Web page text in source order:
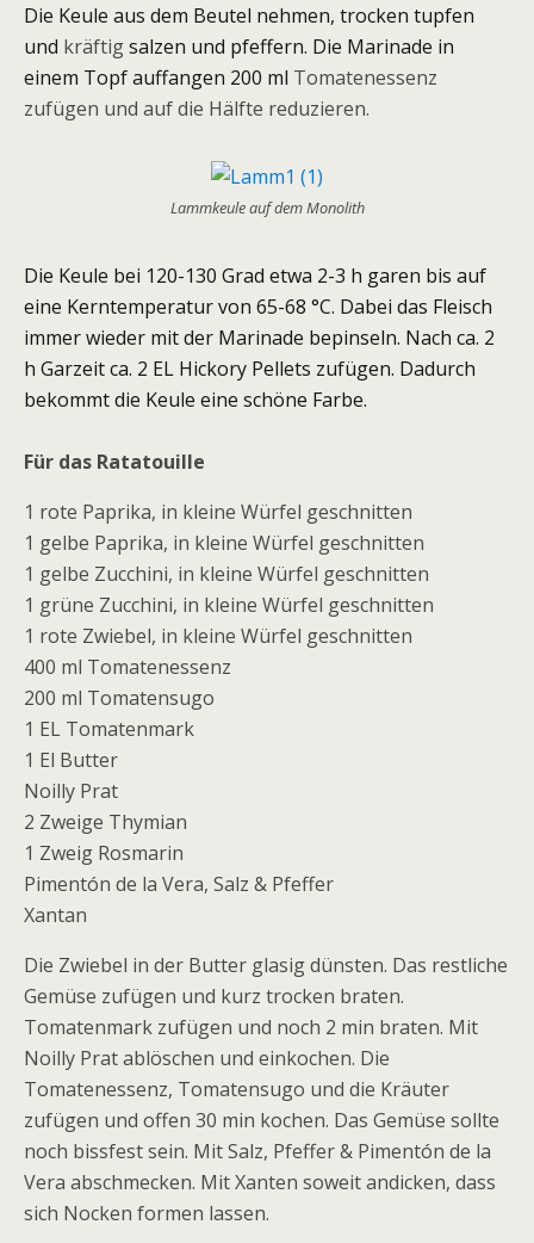
Die Keule aus dem Beutel nehmen, trocken tupfen
und kräftigsalzen und pfeffern. Die Marinade in
einem Topf auffangen 200 ml Tomatenessenz
zufügen und auf die Hälfte reduzieren.
Lammkeule auf dem Monolith
Die Keule bei 120-130 Grad etwa 2-3 h garen bis auf
eine Kerntemperatur von 65-68 °C. Dabei das Fleisch
immer wieder mit der Marinade bepinseln. Nach ca. 2
h Garzeit ca. 2 EL Hickory Pellets zufügen. Dadurch
bekommt die Keule eine schöne Farbe.
Für das Ratatouille
1 rote Paprika, in kleine Würfel geschnitten
1 gelbe Paprika, in kleine Würfel geschnitten
1 gelbe Zucchini, in kleine Würfel geschnitten
1 grüne Zucchini, in kleine Würfel geschnitten
1 rote Zwiebel, in kleine Würfel geschnitten
400 ml Tomatenessenz
200 ml Tomatensugo
1 EL Tomatenmark
1 El Butter
Noilly Prat
2 Zweige Thymian
1 Zweig Rosmarin
Pimentón de la Vera, Salz & Pfeffer
Xantan
Die Zwiebel in der Butter glasig dünsten. Das restliche
Gemüse zufügen und kurz trocken braten.
Tomatenmark zufügen und noch 2 min braten. Mit
Noilly Prat ablöschen und einkochen. Die
Tomatenessenz, Tomatensugo und die Kräuter
zufügen und offen 30 min kochen. Das Gemüse sollte
noch bissfest sein. Mit Salz, Pfeffer & Pimentón de la
Vera abschmecken. Mit Xanten soweit andicken, dass
sich Nocken formen lassen.